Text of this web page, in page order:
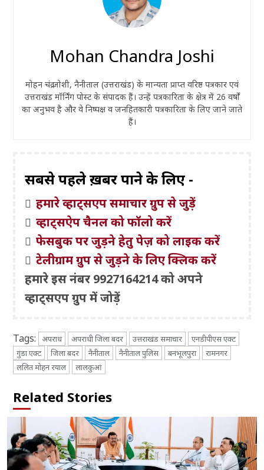
Mohan Chandra Joshi
मोहन चंद्र जोशी, नैनीताल (उत्तराखंड) के मान्यता प्राप्त वरिष्ठ पत्रकार एवं
उत्तराखंड मॉर्निंग पोस्ट के संपादक हैं। उन्हें पत्रकारिता के क्षेत्र में 26 वर्षों
का अनुभव है और वे निष्पक्ष व जनहितकारी पत्रकारिता के लिए जाने जाते
हैं।
सबसे पहले ख़बरें पाने के लिए -
हमारे व्हाट्सएप समाचार ग्रुप से जुड़ें
व्हाट्सऐप चैनल को फॉलो करें
फेसबुक पर जुड़ने हेतु पेज़ को लाइक करें
टेलीग्राम ग्रुप से जुड़ने के लिए क्लिक करें
हमारे इस नंबर 9927164214 को अपने
व्हाट्सएप ग्रुप में जोड़ें
Tags: अपराध अपराधी जिला बदर उत्तराखंड समाचार
एनडीपीएस एक्ट
गुंडा एक्ट
जिला बदर नैनीताल नैनीताल पुलिस बनभूलपुरा
रामनगर
ललित मोहन रयाल
लालकुआं
Related Stories